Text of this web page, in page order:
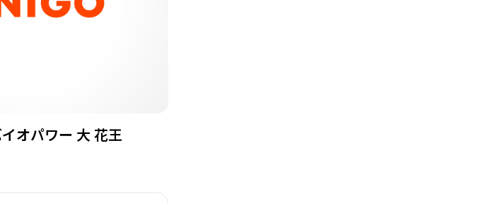
オパワー 大 花王